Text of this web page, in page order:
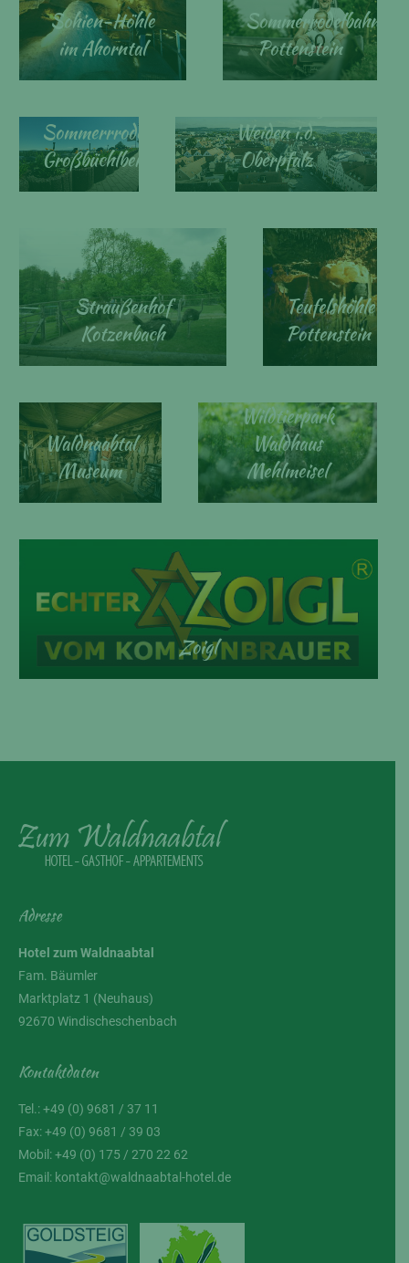
Sohien-Höhle
im Ahorntal
Sommerrodelbahn
Pottenstein
Sommerrrodelbahn
Großbüchlberg
Weiden i.d.
Oberpfalz
Straußenhof
Kotzenbach
Teufelshöhle
Pottenstein
Waldnaabtal
Museum
Wildtierpark
Waldhaus
Mehlmeisel
Zoigl
Adresse
Hotel zum Waldnaabtal
Fam. Bäumler
Marktplatz 1 (Neuhaus)
92670 Windischeschenbach
Kontaktdaten
Tel.: +49 (0) 9681 / 37 11
Fax: +49 (0) 9681 / 39 03
Mobil: +49 (0) 175 / 270 22 62
Email: kontakt@waldnaabtal-hotel.de